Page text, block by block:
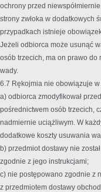
ochrony przed
strony zwłoka w dodatkowych
przypadkach istnieje
Jeżeli odbiorca może usunąć
osób trzecich, ma on prawo
wady.
6.7 Rękojmia nie obowiązuje
a) odbiorca zmodyfikował
pośrednictwem osób trzecich,
nadmiernie uciążliwym. W
dodatkowe koszty usuwania
b) przedmiot dostawy nie
zgodnie z jego instrukcjami;
c) nie postępowano zgodnie z
z przedmiotem dostawy